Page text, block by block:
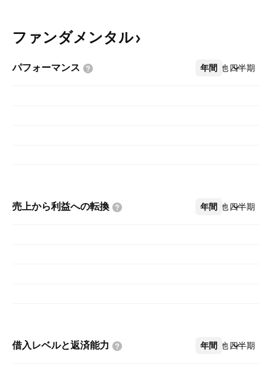
ファンダメンタル
パフォーマンス 年間 四半期
その他
売上から利益への転換 年間 四半期
その他
借入レベルと返済能力 年間 四半期
その他